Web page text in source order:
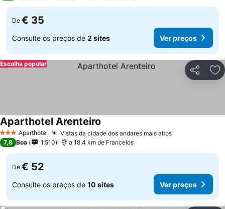
De € 35
Consulte os preços de 2 sites Ver preços
Partilhar
Escolha popular
3 EstrelasAparthotel Vistas da cidade dos andares mais altos
Aparthotel Arenteiro
7,8 Boa 1.510 a 18.4 km de Francelos
De € 52
Consulte os preços de 10 sites Ver preços